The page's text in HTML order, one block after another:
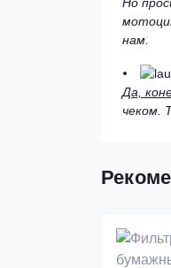
Но
нам.
Да,
чеком.